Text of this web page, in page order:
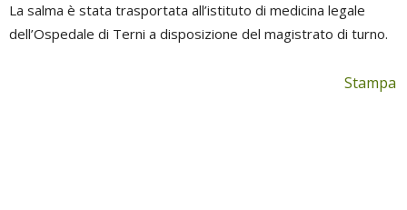
La salma è stata trasportata all’istituto di medicina legale
dell’Ospedale di Terni a disposizione del magistrato di turno.
Stampa